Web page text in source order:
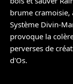
brume cramoisie,
Système Divin-
provoque la
perverses de
d'Os.